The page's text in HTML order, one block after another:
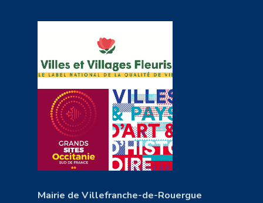
Mairie de Villefranche-de-Rouergue